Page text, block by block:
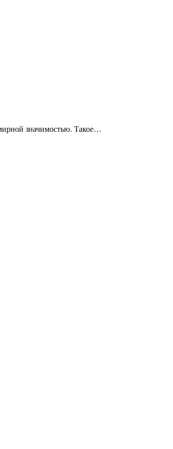
значимостью. Такое…